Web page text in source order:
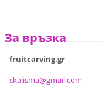
За връзка
fruitcarving.gr
skalisma@gmail.com